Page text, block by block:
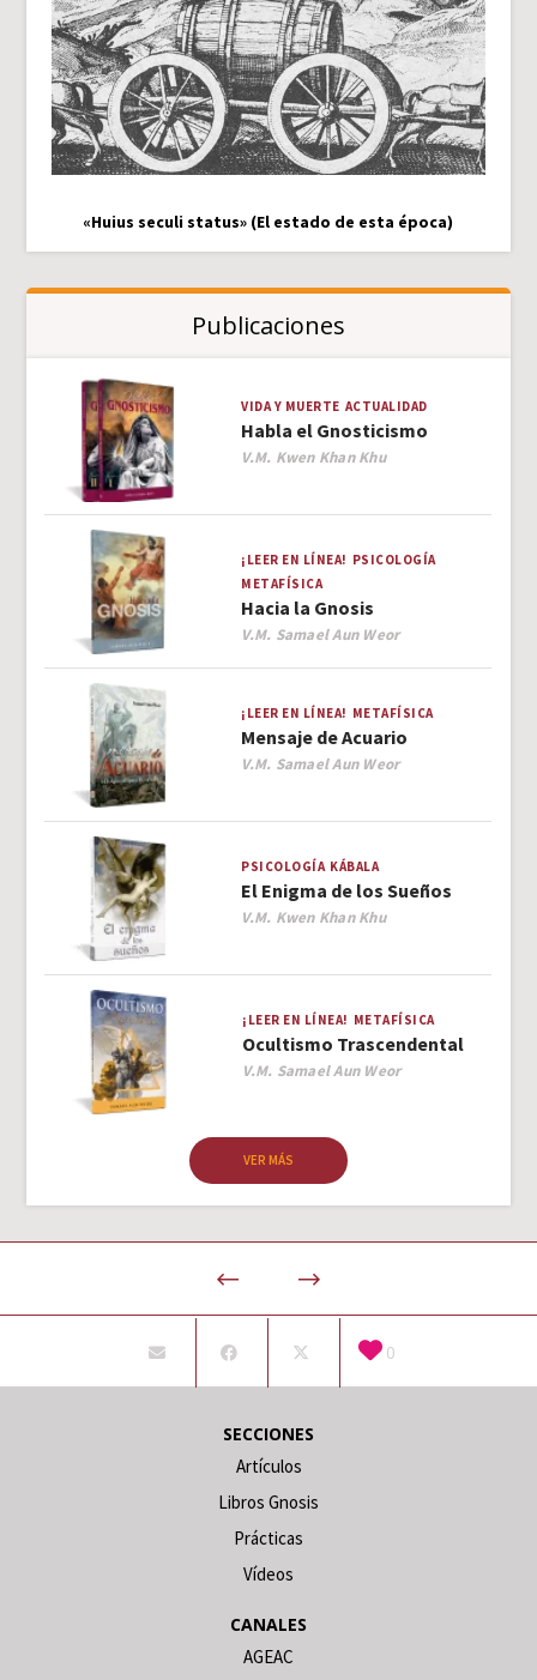
«Huius seculi status» (El estado de esta época)
Publicaciones
VIDA Y MUERTE ACTUALIDAD
Habla el Gnosticismo
Author
V.M. Kwen Khan Khu
¡LEER EN LÍNEA! PSICOLOGÍA
METAFÍSICA
Hacia la Gnosis
Author
V.M. Samael Aun Weor
¡LEER EN LÍNEA! METAFÍSICA
Mensaje de Acuario
Author
V.M. Samael Aun Weor
PSICOLOGÍA KÁBALA
El Enigma de los Sueños
Author
V.M. Kwen Khan Khu
¡LEER EN LÍNEA! METAFÍSICA
Ocultismo Trascendental
Author
V.M. Samael Aun Weor
VER MÁS
0
SECCIONES
Artículos
Libros Gnosis
Prácticas
Vídeos
CANALES
AGEAC